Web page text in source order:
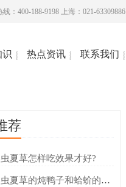
线：400-188-9198 上海：021-63309886
识 热点资讯 联系我们
荐
夏草怎样吃效果才好?
夏草的炖鸭子和蛤蚧的方法